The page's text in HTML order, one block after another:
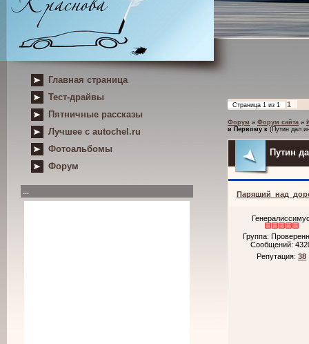
Главная страница
Тест-драйвы
Пятничные рассказы
Лучшее с autochel.ru
Фотоальбомы
Форум
...
Страница 1 из 1 1
Форум » Форум сайта »
и Первому к (Путин дал
Путин
Группа:
Сообщений:
Репутация: 38